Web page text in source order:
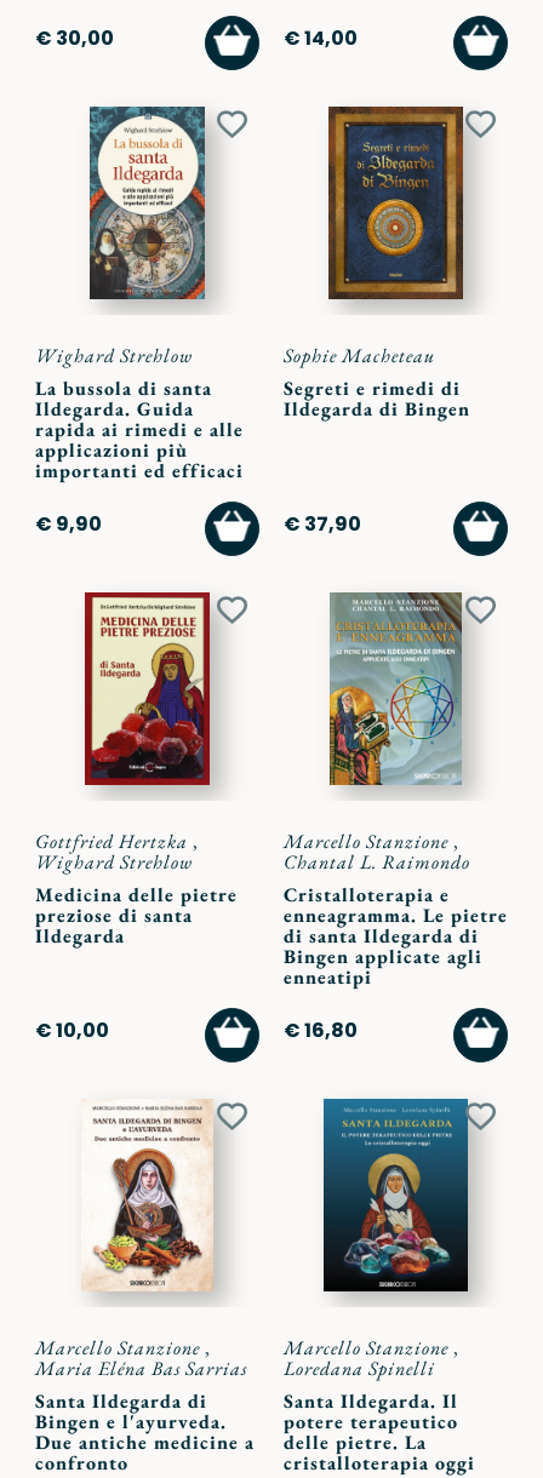
€ 30,00
AGGIUNGI
AL
CARRELLO
€ 14,00
AL
Aggiungi
Wighard Strehlow
La bussola di santa
Ildegarda. Guida
rapida ai rimedi e alle
applicazioni più
importanti ed efficaci
€ 9,90
AGGIUNGI
AL
CARRELLO
Sophie Macheteau
Segreti e rimedi di
Ildegarda di Bingen
€ 37,90
AL
Aggiungi
Gottfried Hertzka ,
Wighard Strehlow
Medicina delle pietre
preziose di santa
Ildegarda
€ 10,00
AGGIUNGI
AL
CARRELLO
Marcello Stanzione,
Chantal L. Raimondo
Cristalloterapia e
enneagramma. Le pietre
di santa Ildegarda di
Bingen applicate agli
enneatipi
€ 16,80
AL
Aggiungi
Marcello Stanzione,
Maria Eléna Bas Sarrias
Santa Ildegarda di
Bingen e l'ayurveda.
Due antiche medicine a
confronto
Marcello Stanzione,
Loredana Spinelli
Santa Ildegarda. Il
potere terapeutico
delle pietre. La
cristalloterapia oggi